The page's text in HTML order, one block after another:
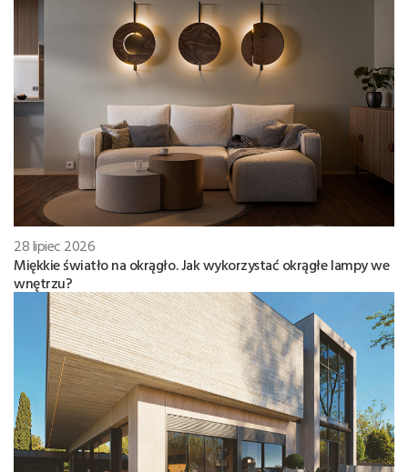
28 lipiec 2026
Miękkie światło na okrągło. Jak wykorzystać okrągłe lampy we
wnętrzu?